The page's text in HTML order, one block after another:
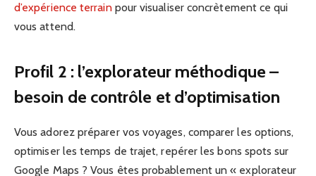
d’expérience terrainpour visualiser concrètement ce qui
vous attend.
Profil 2 : l’explorateur méthodique –
besoin de contrôle et d’optimisation
Vous adorez préparer vos voyages, comparer les options,
optimiser les temps de trajet, repérer les bons spots sur
Google Maps ? Vous êtes probablement un « explorateur